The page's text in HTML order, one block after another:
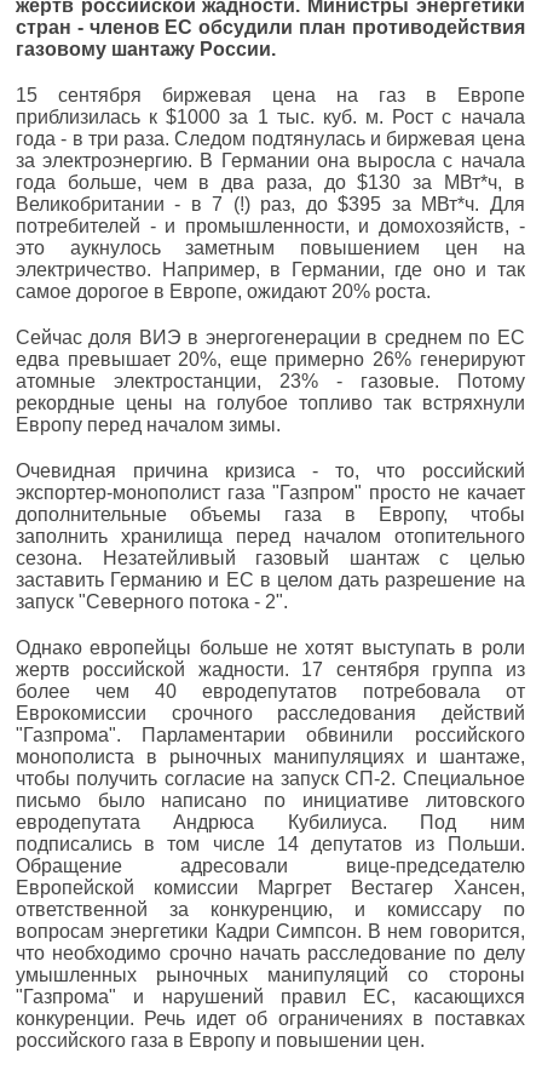
жертв российской жадности. Министры энергетики
стран - членов ЕС обсудили план противодействия
газовому шантажу России.
15 сентября биржевая цена на газ в Европе
приблизилась к $1000 за 1 тыс. куб. м. Рост с начала
года - в три раза. Следом подтянулась и биржевая цена
за электроэнергию. В Германии она выросла с начала
года больше, чем в два раза, до $130 за МВт*ч, в
Великобритании - в 7 (!) раз, до $395 за МВт*ч. Для
потребителей - и промышленности, и домохозяйств, -
это аукнулось заметным повышением цен на
электричество. Например, в Германии, где оно и так
самое дорогое в Европе, ожидают 20% роста.
Сейчас доля ВИЭ в энергогенерации в среднем по ЕС
едва превышает 20%, еще примерно 26% генерируют
атомные электростанции, 23% - газовые. Потому
рекордные цены на голубое топливо так встряхнули
Европу перед началом зимы.
Очевидная причина кризиса - то, что российский
экспортер-монополист газа "Газпром" просто не качает
дополнительные объемы газа в Европу, чтобы
заполнить хранилища перед началом отопительного
сезона. Незатейливый газовый шантаж с целью
заставить Германию и ЕС в целом дать разрешение на
запуск "Северного потока - 2".
Однако европейцы больше не хотят выступать в роли
жертв российской жадности. 17 сентября группа из
более чем 40 евродепутатов потребовала от
Еврокомиссии срочного расследования действий
"Газпрома". Парламентарии обвинили российского
монополиста в рыночных манипуляциях и шантаже,
чтобы получить согласие на запуск СП-2. Специальное
письмо было написано по инициативе литовского
евродепутата Андрюса Кубилиуса. Под ним
подписались в том числе 14 депутатов из Польши.
Обращение адресовали вице-председателю
Европейской комиссии Маргрет Вестагер Хансен,
ответственной за конкуренцию, и комиссару по
вопросам энергетики Кадри Симпсон. В нем говорится,
что необходимо срочно начать расследование по делу
умышленных рыночных манипуляций со стороны
"Газпрома" и нарушений правил ЕС, касающихся
конкуренции. Речь идет об ограничениях в поставках
российского газа в Европу и повышении цен.